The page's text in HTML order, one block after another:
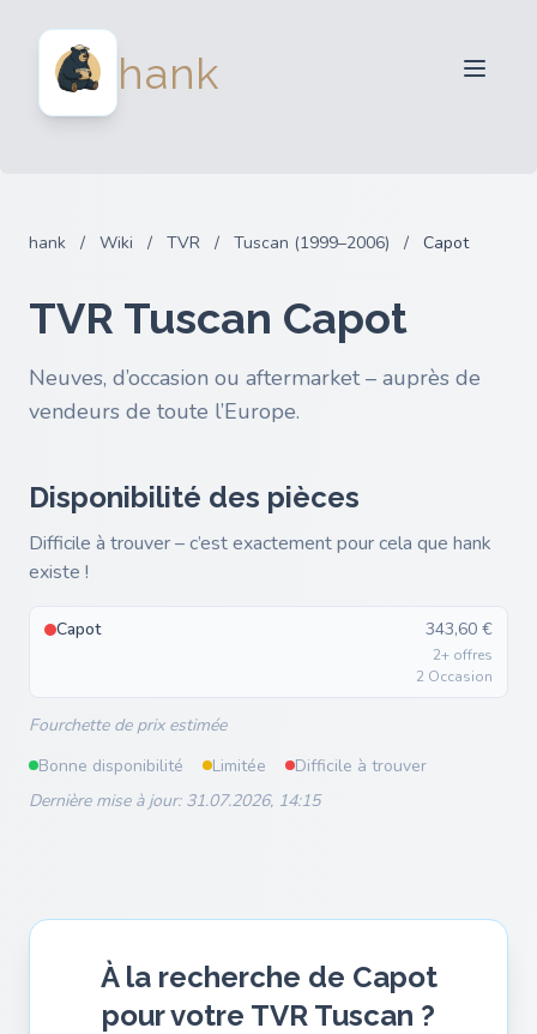
hank
Connexion
hank / Wiki / TVR / Tuscan (1999–2006) / Capot
TVR Tuscan Capot
Neuves, d’occasion ou aftermarket – auprès de
vendeurs de toute l’Europe.
Disponibilité des pièces
Difficile à trouver – c’est exactement pour cela que hank
existe !
Capot 343,60 €
2+ offres
2 Occasion
Fourchette de prix estimée
Bonne disponibilité
Limitée
Difficile à trouver
Dernière mise à jour: 31.07.2026, 14:15
À la recherche de Capot
pour votre TVR Tuscan ?